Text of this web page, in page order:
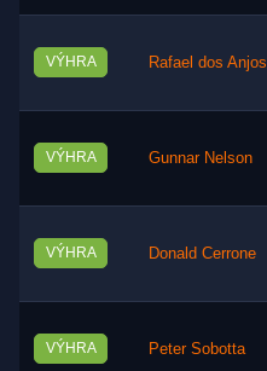
VÝHRA Rafael dos Anjos
VÝHRA Gunnar Nelson
VÝHRA Donald Cerrone
VÝHRA Peter Sobotta